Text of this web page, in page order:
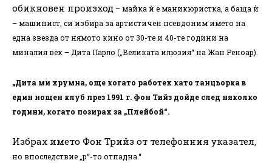
обикновен произход – майка ѝ е маникюристка, а баща ѝ
– машинист, си избира за артистичен псевдоним името на
една звезда от нямото кино от 30-те и 40-те години на
миналия век – Дита Парло („Великата илюзия“ на Жан Реноар).
„Дита ми хрумна, още когато работех като танцьорка в
един нощен клуб през 1991 г. Фон Тийз дойде след няколко
години, когато позирах за „Плейбой“.
Избрах името Фон Трийз от телефонния указател
но впоследствие „р“-то отпадна.“